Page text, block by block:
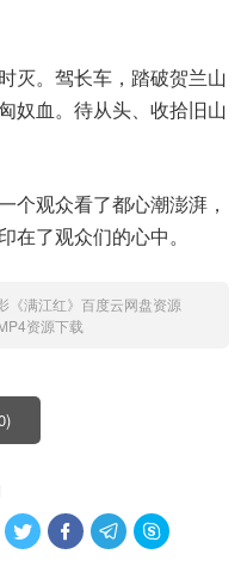
灭。驾长车，踏破贺兰山
奴血。待从头、收拾旧山
个观众看了都心潮澎湃，
在了观众们的心中。
《满江红》百度云网盘资源
资源下载
)
   